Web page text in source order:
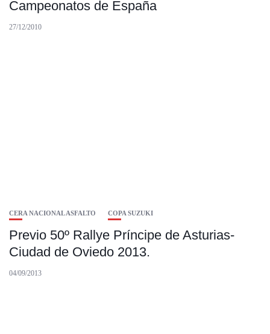
Campeonatos de España
27/12/2010
CERA NACIONAL ASFALTO COPA SUZUKI
Previo 50º Rallye Príncipe de Asturias-
Ciudad de Oviedo 2013.
04/09/2013